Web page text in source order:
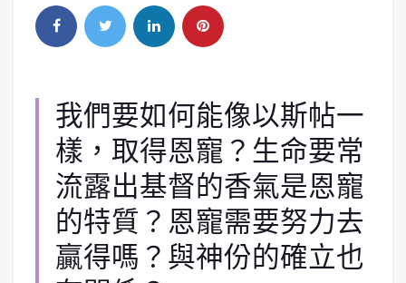
我們要如何能像以斯帖一
樣，取得恩寵？生命要常
流露出基督的香氣是恩寵
的特質？恩寵需要努力去
贏得嗎？與神份的確立也